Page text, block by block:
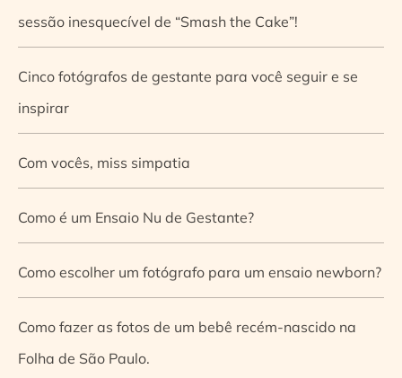
sessão inesquecível de “Smash the Cake”!
Cinco fotógrafos de gestante para você seguir e se
inspirar
Com vocês, miss simpatia
Como é um Ensaio Nu de Gestante?
Como escolher um fotógrafo para um ensaio newborn?
Como fazer as fotos de um bebê recém-nascido na
Folha de São Paulo.